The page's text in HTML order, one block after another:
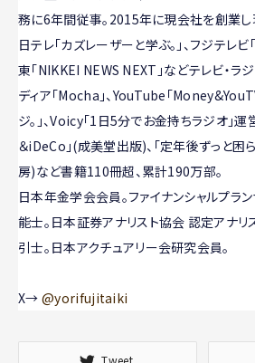
務に6年間従事。2015年に現会社を創業し
日テレ「カズレーザーと学ぶ。」、フジテレビ
東「NIKKEI NEWS NEXT」などテレビ・ラ
ディア「Mocha」、YouTube「
ジ。」、Voicy「1日5分でお金持ちラジオ」
＆iDeCo」(成美堂出版)、「定年後ずっと困
房)など書籍110冊超、累計190万部。
日本年金学会会員。ファイナンシャルプラ
能士。日本証券アナリスト協会 認定アナリ
引士。日本アクチュアリー会研究会員。
X→ @yorifujitaiki